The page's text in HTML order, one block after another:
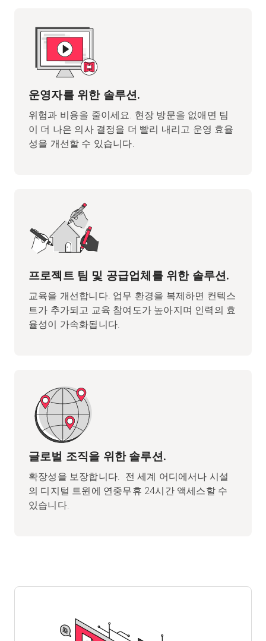
운영자를 위한 솔루션.
위험과 비용을 줄이세요. 현장 방문을 없애면 팀
이 더 나은 의사 결정을 더 빨리 내리고 운영 효율
성을 개선할 수 있습니다.
프로젝트 팀 및 공급업체를 위한 솔루션.
교육을 개선합니다. 업무 환경을 복제하면 컨텍스
트가 추가되고 교육 참여도가 높아지며 인력의 효
율성이 가속화됩니다.
글로벌 조직을 위한 솔루션.
확장성을 보장합니다. 전 세계 어디에서나 시설
의 디지털 트윈에 연중무휴 24시간 액세스할 수
있습니다.